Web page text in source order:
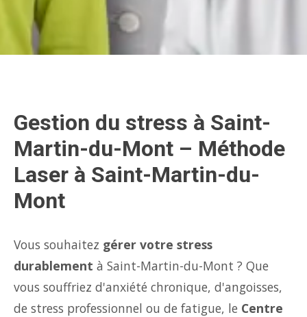
Gestion du stress à Saint-
Martin-du-Mont – Méthode
Laser à Saint-Martin-du-
Mont
Vous souhaitez gérer votre stress
durablement à Saint-Martin-du-Mont ? Que
vous souffriez d'anxiété chronique, d'angoisses,
de stress professionnel ou de fatigue, le Centre